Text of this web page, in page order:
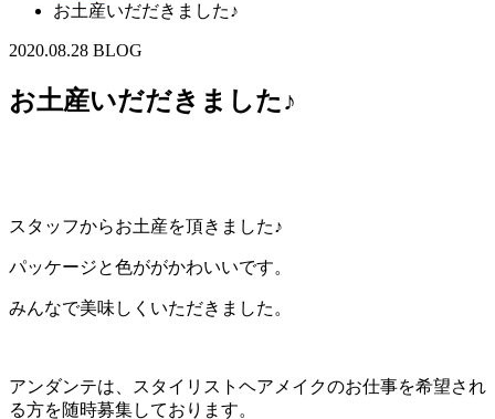
お土産いだだきました♪
2020.08.28 BLOG
お土産いだだきました♪
スタッフからお土産を頂きました♪
パッケージと色ががかわいいです。
みんなで美味しくいただきました。
アンダンテは、スタイリストヘアメイクのお仕事を希望され
る方を随時募集しております。